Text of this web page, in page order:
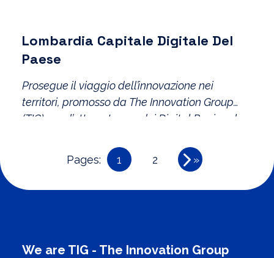
Lombardia Capitale Digitale Del
Paese
Prosegue il viaggio dell’innovazione nei
territori, promosso da The Innovation Group
(TIG), con l’ottava tappa dei Digital Regional
Pages:
1 2 »
We are TIG - The Innovation Group